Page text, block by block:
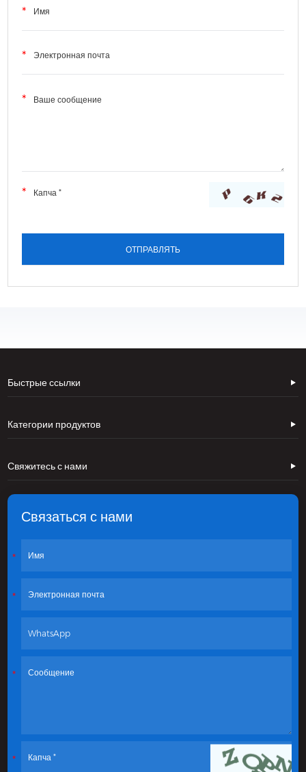
Быстрые ссылки
Категории продуктов
Свяжитесь с нами
Связаться с нами